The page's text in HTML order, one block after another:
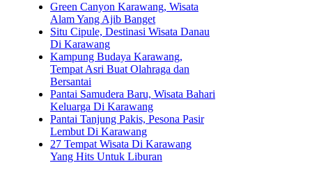
Green Canyon Karawang, Wisata
Alam Yang Ajib Banget
Situ Cipule, Destinasi Wisata Danau
Di Karawang
Kampung Budaya Karawang,
Tempat Asri Buat Olahraga dan
Bersantai
Pantai Samudera Baru, Wisata Bahari
Keluarga Di Karawang
Pantai Tanjung Pakis, Pesona Pasir
Lembut Di Karawang
27 Tempat Wisata Di Karawang
Yang Hits Untuk Liburan